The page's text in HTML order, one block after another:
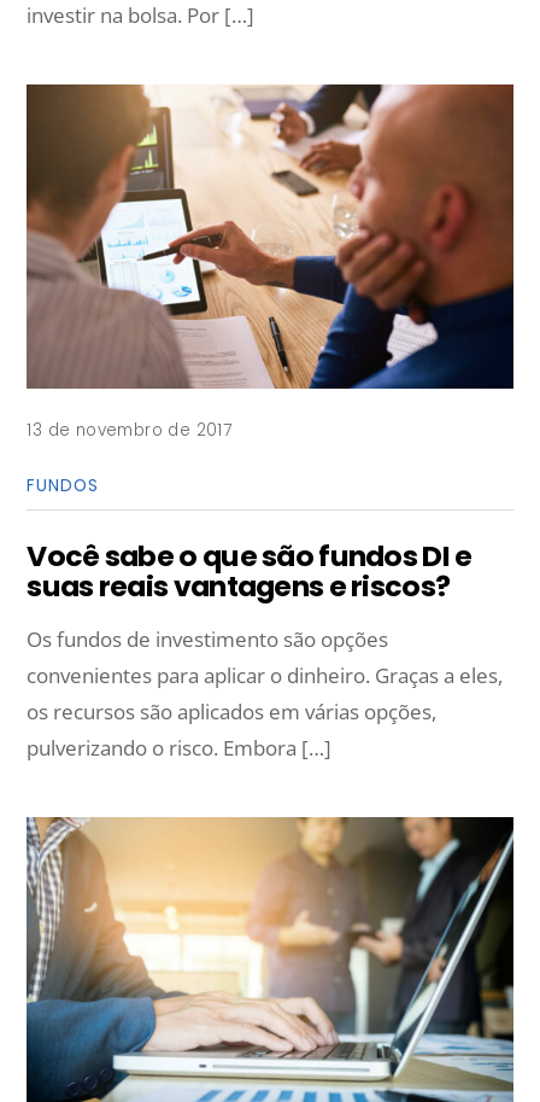
investir na bolsa. Por […]
13 de novembro de 2017
FUNDOS
Você sabe o que são fundos DI e
suas reais vantagens e riscos?
Os fundos de investimento são opções
convenientes para aplicar o dinheiro. Graças a eles,
os recursos são aplicados em várias opções,
pulverizando o risco. Embora […]